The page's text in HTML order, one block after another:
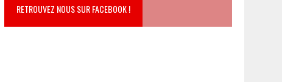
RETROUVEZ NOUS SUR FACEBOOK !